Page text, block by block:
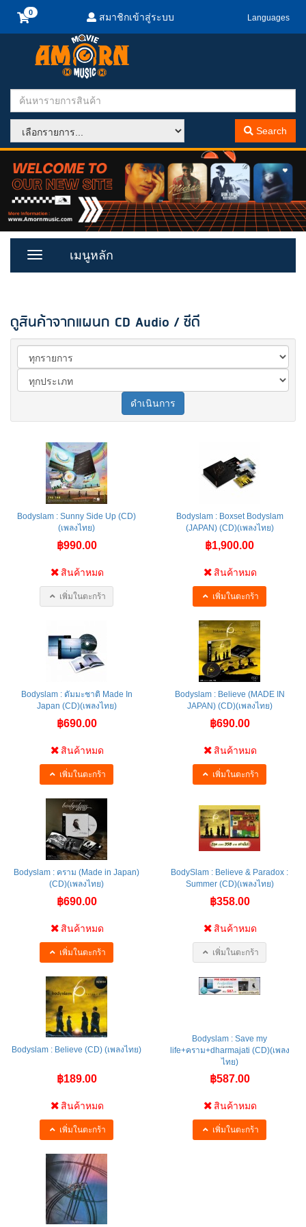
สมาชิกเข้าสู่ระบบ Languages
Search
Toggle
เมนูหลัก
ดูสินค้าจากแผนก CD Audio / ซีดี
ดำเนินการ
Bodyslam : Sunny Side Up (CD)
(เพลงไทย)
฿990.00
สินค้าหมด
เพิ่มในตะกร้า
Bodyslam : Boxset Bodyslam
(JAPAN) (CD)(เพลงไทย)
฿1,900.00
สินค้าหมด
เพิ่มในตะกร้า
Bodyslam : ดัมมะชาติ Made In
Japan (CD)(เพลงไทย)
฿690.00
สินค้าหมด
เพิ่มในตะกร้า
Bodyslam : Believe (MADE IN
JAPAN) (CD)(เพลงไทย)
฿690.00
สินค้าหมด
เพิ่มในตะกร้า
Bodyslam : คราม (Made in Japan)
(CD)(เพลงไทย)
฿690.00
สินค้าหมด
เพิ่มในตะกร้า
BodySlam : Believe & Paradox :
Summer (CD)(เพลงไทย)
฿358.00
สินค้าหมด
เพิ่มในตะกร้า
Bodyslam : Believe (CD) (เพลงไทย)
฿189.00
สินค้าหมด
เพิ่มในตะกร้า
Bodyslam : Save my
life+คราม+dharmajati (CD)(เพลง
ไทย)
฿587.00
สินค้าหมด
เพิ่มในตะกร้า